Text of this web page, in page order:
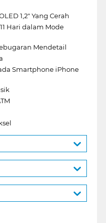
1,2" Yang Cerah
Hari dalam Mode
Mendetail
Smartphone iPhone